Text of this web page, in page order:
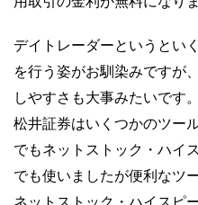
デイトレーダーというとい
を行う姿がお馴染みですが
しやすさも大事みたいです。
松井証券はいくつかのツー
でもネットストック・ハイ
でも使いましたが便利なツ
ネットストック・ハイスピ